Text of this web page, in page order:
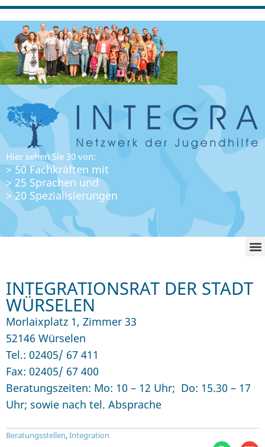
Hier sehen Sie 30 von:
> 50 Fachkräften mit
> 25 Sprachen und
> 20 Spezialisierungen
INTEGRATIONSRAT DER STADT
WÜRSELEN
Morlaixplatz 1, Zimmer 33
52146 Würselen
Tel.: 02405/ 67 411
Fax: 02405/ 67 400
Beratungszeiten: Mo: 10 – 12 Uhr; Do: 15.30 – 17
Uhr; sowie nach tel. Absprache
Beratungsstellen,Integration